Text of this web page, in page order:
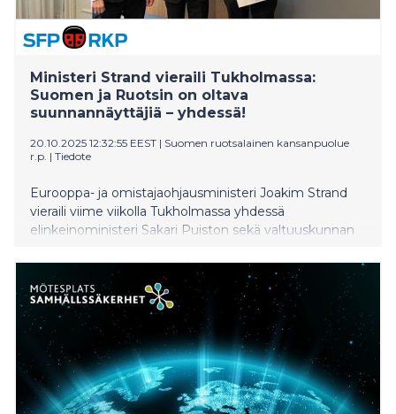
Ministeri Strand vieraili Tukholmassa:
Suomen ja Ruotsin on oltava
suunnannäyttäjiä – yhdessä!
20.10.2025 12:32:55 EEST | Suomen ruotsalainen kansanpuolue
r.p. | Tiedote
Eurooppa- ja omistajaohjausministeri Joakim Strand
vieraili viime viikolla Tukholmassa yhdessä
elinkeinoministeri Sakari Puiston sekä valtuuskunnan
Finnveran ja Suomen Teollisuussijoituksen (Tesi)
hallitusten puheenjohtajat. Vierailun tarkoituksena oli
syventää Suomen ja Ruotsin välistä yhteistyötä
elinkeinoelämän, investointien ja teknologisen
kehityksen saralla.